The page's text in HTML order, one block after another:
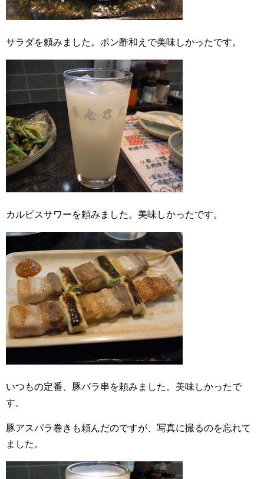
サラダを頼みました。ポン酢和えで美味しかったです。
カルピスサワーを頼みました。美味しかったです。
いつもの定番、豚バラ串を頼みました。美味しかったで
す。
豚アスパラ巻きも頼んだのですが、写真に撮るのを忘れて
ました。